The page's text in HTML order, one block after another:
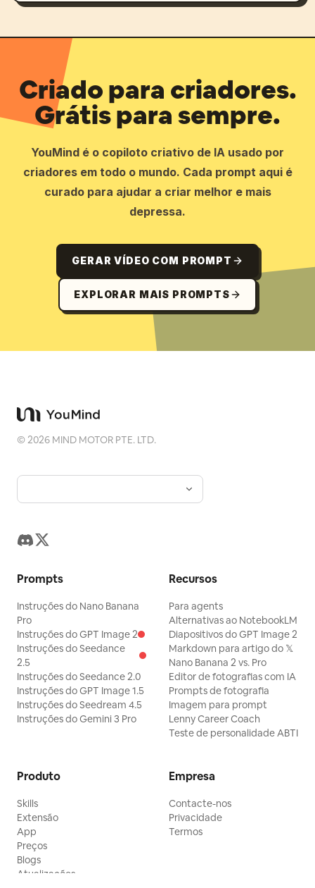
Criado para criadores.
Grátis para sempre.
YouMind é o copiloto criativo de IA usado por
criadores em todo o mundo. Cada prompt aqui é
curado para ajudar a criar melhor e mais
depressa.
GERAR VÍDEO COM PROMPT
EXPLORAR MAIS PROMPTS
©2026 MIND MOTOR PTE. LTD.
Prompts
Instruções do Nano Banana
Pro
Instruções do GPT Image 2
Instruções do Seedance
2.5
Instruções do Seedance 2.0
Instruções do GPT Image 1.5
Instruções do Seedream 4.5
Instruções do Gemini 3 Pro
Recursos
Para agents
Alternativas ao NotebookLM
Diapositivos do GPT Image 2
Markdown para artigo do 𝕏
Nano Banana 2 vs. Pro
Editor de fotografias com IA
Prompts de fotografia
Imagem para prompt
Lenny Career Coach
Teste de personalidade ABTI
Produto
Skills
Extensão
App
Preços
Blogs
Atualizações
Empresa
Contacte-nos
Privacidade
Termos